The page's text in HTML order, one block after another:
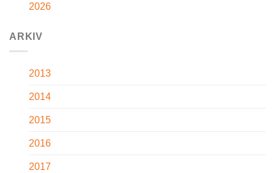
2026
ARKIV
2013
2014
2015
2016
2017